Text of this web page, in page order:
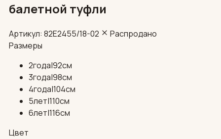
балетной туфли
Артикул: 82E2455/18-02
Распродано
Размеры
2года|92см
3года|98см
4года|104см
5лет|110см
6лет|116см
Цвет